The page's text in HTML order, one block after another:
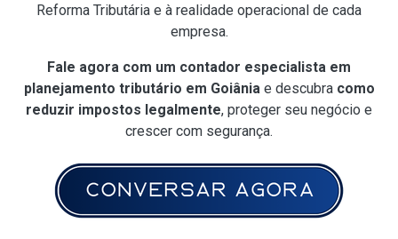
Reforma Tributária e à realidade operacional de cada
empresa.
Fale agora com um contador especialista em
planejamento tributário em Goiânia e descubra como
reduzir impostos legalmente, proteger seu negócio e
crescer com segurança.